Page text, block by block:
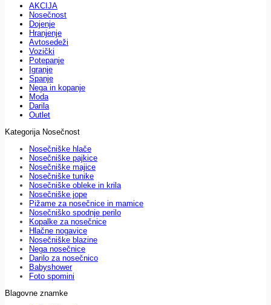
AKCIJA
Nosečnost
Dojenje
Hranjenje
Avtosedeži
Vozički
Potepanje
Igranje
Spanje
Nega in kopanje
Moda
Darila
Outlet
Kategorija Nosečnost
Nosečniške hlače
Nosečniške pajkice
Nosečniške majice
Nosečniške tunike
Nosečniške obleke in krila
Nosečniške jope
Pižame za nosečnice in mamice
Nosečniško spodnje perilo
Kopalke za nosečnice
Hlačne nogavice
Nosečniške blazine
Nega nosečnice
Darilo za nosečnico
Babyshower
Foto spomini
Blagovne znamke